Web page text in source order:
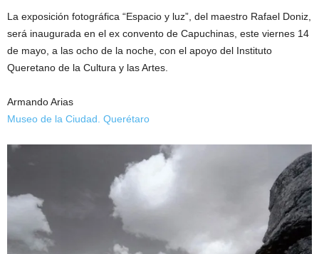
La exposición fotográfica “Espacio y luz”, del maestro Rafael Doniz,
será inaugurada en el ex convento de Capuchinas, este viernes 14
de mayo, a las ocho de la noche, con el apoyo del Instituto
Queretano de la Cultura y las Artes.
Armando Arias
Museo de la Ciudad. Querétaro